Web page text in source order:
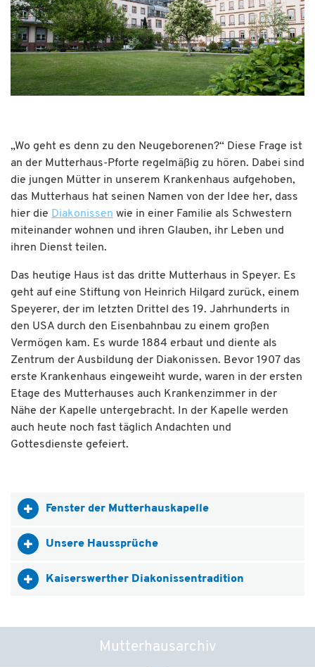
„Wo geht es denn zu den Neugeborenen?“ Diese Frage ist
an der Mutterhaus-Pforte regelmäßig zu hören. Dabei sind
die jungen Mütter in unserem Krankenhaus aufgehoben,
das Mutterhaus hat seinen Namen von der Idee her, dass
hier die Diakonissen wie in einer Familie als Schwestern
miteinander wohnen und ihren Glauben, ihr Leben und
ihren Dienst teilen.
Das heutige Haus ist das dritte Mutterhaus in Speyer. Es
geht auf eine Stiftung von Heinrich Hilgard zurück, einem
Speyerer, der im letzten Drittel des 19. Jahrhunderts in
den USA durch den Eisenbahnbau zu einem großen
Vermögen kam. Es wurde 1884 erbaut und diente als
Zentrum der Ausbildung der Diakonissen. Bevor 1907 das
erste Krankenhaus eingeweiht wurde, waren in der ersten
Etage des Mutterhauses auch Krankenzimmer in der
Nähe der Kapelle untergebracht. In der Kapelle werden
auch heute noch fast täglich Andachten und
Gottesdienste gefeiert.
Fenster der Mutterhauskapelle
Unsere Haussprüche
Kaiserswerther Diakonissentradition
Mutterhausarchiv